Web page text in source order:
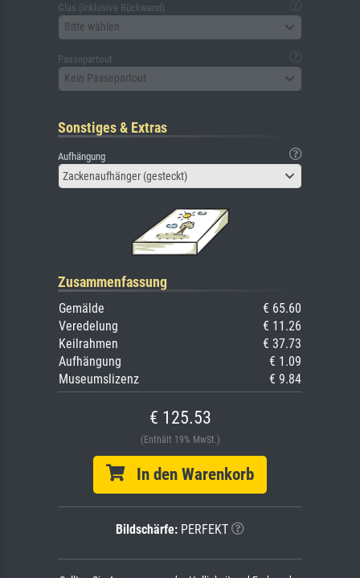
Glas (inklusive Rückwand)
Bitte wählen
Passepartout
Kein Passepartout
Sonstiges & Extras
Aufhängung
Zackenaufhänger (gesteckt)
Zusammenfassung
Gemälde
€ 65.60
Veredelung
€ 11.26
Keilrahmen
€ 37.73
Aufhängung
€ 1.09
Museumslizenz
€ 9.84
€ 125.53
(Enthält 19% MwSt.)
In den Warenkorb
Bildschärfe: PERFEKT